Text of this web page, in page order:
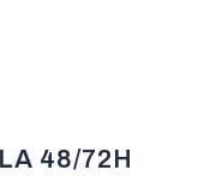
48/72H